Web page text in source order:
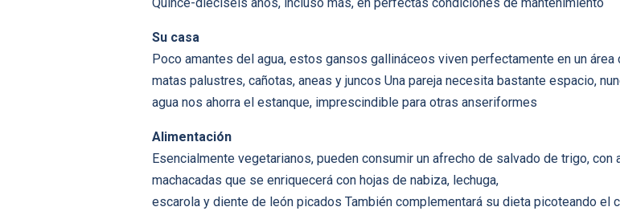
Su casa
Poco amantes del agua, estos gansos gallináceos viven perfectamente en un
matas palustres, cañotas, aneas y juncos Una pareja necesita bastante espacio,
agua nos ahorra el estanque, imprescindible para otras anseriformes
Alimentación
Esencialmente vegetarianos, pueden consumir un afrecho de salvado de trigo, con
machacadas que se enriquecerá con hojas de nabiza, lechuga,
escarola y diente de león picados También complementará su dieta picoteando